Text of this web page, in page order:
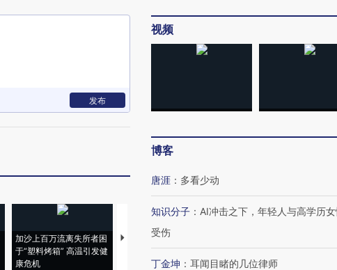
发布
加沙上百万流离失所者困
于“塑料烤箱” 高温引发健
康危机
马航飞行员跨国走私7万
粒摇头丸 尿检体内含3种
泽连斯基密集出访美英 索
要防空导弹“救急”
视频
博客
唐涯 ： 多看少动
知识分子 ： AI冲击之下，年轻人与高学历
受伤
丁金坤 ： 耳闻目睹的几位律师